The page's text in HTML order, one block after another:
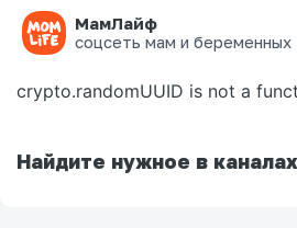
МамЛайф
соцсеть мам и беременных
Ошибка на странице
crypto.randomUUID is not a
Найдите нужное в каналах